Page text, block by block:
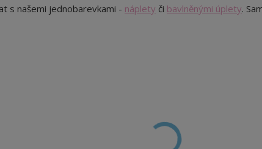
s našemi jednobarevkami - náplety či bavlněnými úplety.